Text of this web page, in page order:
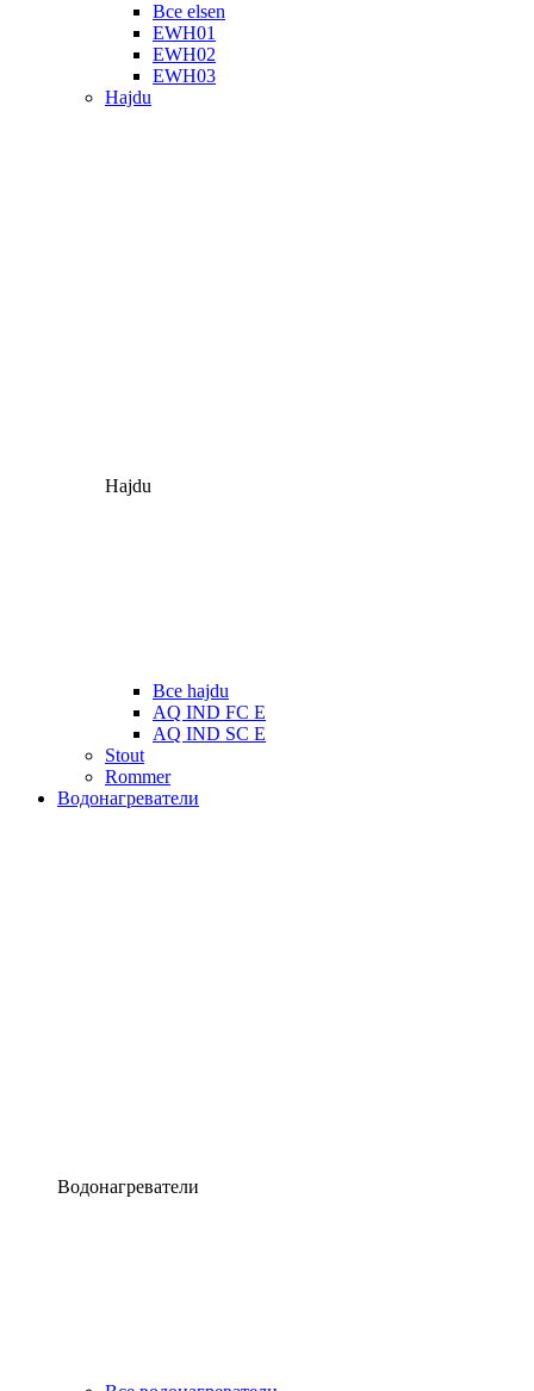
Все elsen
EWH01
EWH02
EWH03
Hajdu
Hajdu
Все hajdu
AQ IND FC E
AQ IND SC E
Stout
Rommer
Водонагреватели
Водонагреватели